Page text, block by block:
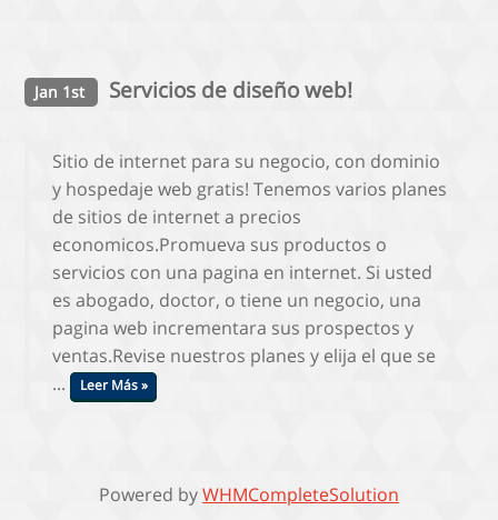
Jan 1st Servicios de diseño web!
Sitio de internet para su negocio, con dominio
y hospedaje web gratis! Tenemos varios planes
de sitios de internet a precios
economicos.Promueva sus productos o
servicios con una pagina en internet. Si usted
es abogado, doctor, o tiene un negocio, una
pagina web incrementara sus prospectos y
ventas.Revise nuestros planes y elija el que se
... Leer Más »
Powered byWHMCompleteSolution